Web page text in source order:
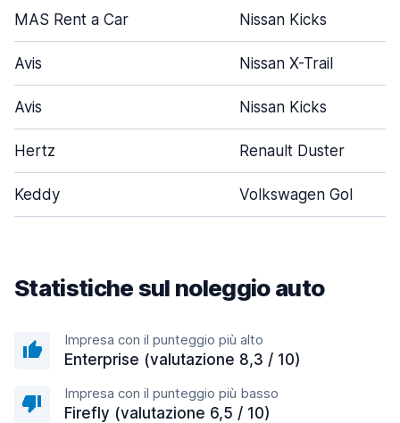
MAS Rent a Car Nissan Kicks
Avis Nissan X-Trail
Avis Nissan Kicks
Hertz Renault Duster
Keddy Volkswagen Gol
Statistiche sul noleggio auto
Impresa con il punteggio più alto
Enterprise (valutazione 8,3 / 10)
Impresa con il punteggio più basso
Firefly (valutazione 6,5 / 10)